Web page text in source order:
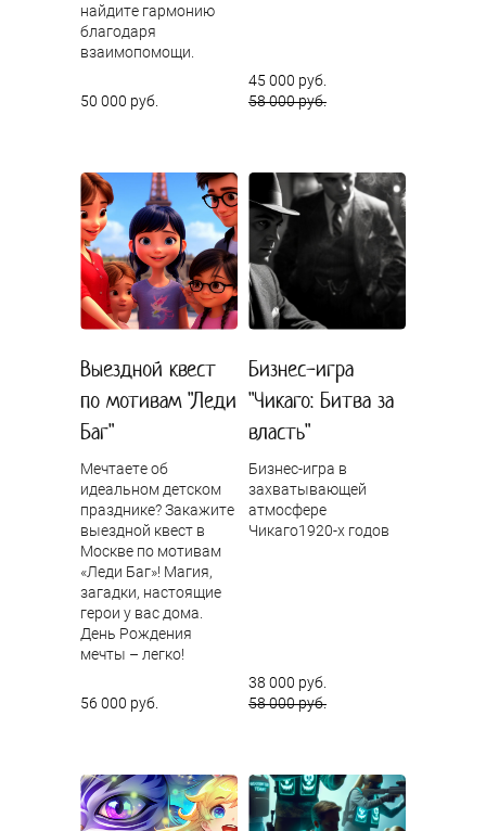
найдите гармонию
благодаря
взаимопомощи.
50 000 руб.
45 000 руб.
58 000 руб.
Выездной квест
по мотивам "Леди
Баг"
Мечтаете об
идеальном детском
празднике? Закажите
выездной квест в
Москве по мотивам
«Леди Баг»! Магия,
загадки, настоящие
герои у вас дома.
День Рождения
мечты – легко!
56 000 руб.
Бизнес-игра
"Чикаго: Битва за
власть"
Бизнес-игра в
захватывающей
атмосфере
Чикаго1920-х годов
38 000 руб.
58 000 руб.